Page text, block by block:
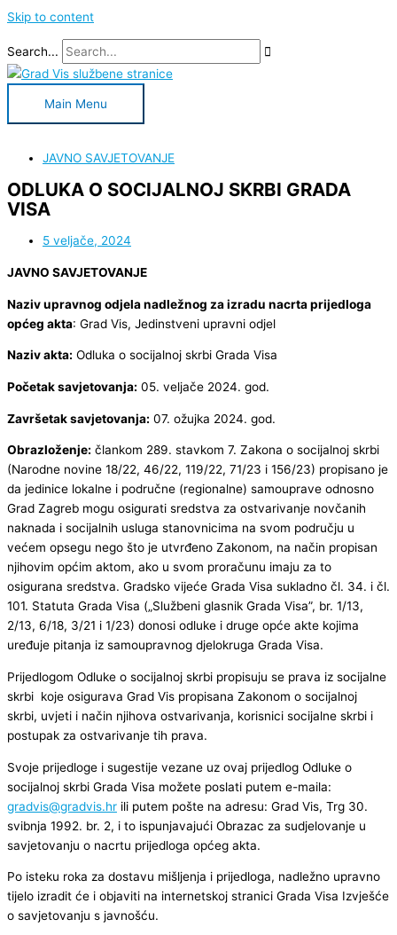
Skip to content
Search...
Main Menu
JAVNO SAVJETOVANJE
ODLUKA O SOCIJALNOJ SKRBI GRADA
VISA
5 veljače, 2024
JAVNO SAVJETOVANJE
Naziv upravnog odjela nadležnog za izradu nacrta prijedloga
općeg akta: Grad Vis, Jedinstveni upravni odjel
Naziv akta: Odluka o socijalnoj skrbi Grada Visa
Početak savjetovanja: 05. veljače 2024. god.
Završetak savjetovanja: 07. ožujka 2024. god.
Obrazloženje: člankom 289. stavkom 7. Zakona o socijalnoj skrbi
(Narodne novine 18/22, 46/22, 119/22, 71/23 i 156/23) propisano je
da jedinice lokalne i područne (regionalne) samouprave odnosno
Grad Zagreb mogu osigurati sredstva za ostvarivanje novčanih
naknada i socijalnih usluga stanovnicima na svom području u
većem opsegu nego što je utvrđeno Zakonom, na način propisan
njihovim općim aktom, ako u svom proračunu imaju za to
osigurana sredstva. Gradsko vijeće Grada Visa sukladno čl. 34. i čl.
101. Statuta Grada Visa („Službeni glasnik Grada Visa”, br. 1/13,
2/13, 6/18, 3/21 i 1/23) donosi odluke i druge opće akte kojima
uređuje pitanja iz samoupravnog djelokruga Grada Visa.
Prijedlogom Odluke o socijalnoj skrbi propisuju se prava iz socijalne
skrbi koje osigurava Grad Vis propisana Zakonom o socijalnoj
skrbi, uvjeti i način njihova ostvarivanja, korisnici socijalne skrbi i
postupak za ostvarivanje tih prava.
Svoje prijedloge i sugestije vezane uz ovaj prijedlog Odluke o
socijalnoj skrbi Grada Visa možete poslati putem e-maila:
gradvis@gradvis.hr ili putem pošte na adresu: Grad Vis, Trg 30.
svibnja 1992. br. 2, i to ispunjavajući Obrazac za sudjelovanje u
savjetovanju o nacrtu prijedloga općeg akta.
Po isteku roka za dostavu mišljenja i prijedloga, nadležno upravno
tijelo izradit će i objaviti na internetskoj stranici Grada Visa Izvješće
o savjetovanju s javnošću.